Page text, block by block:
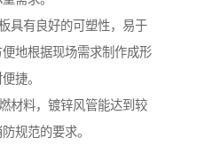
具有良好的可塑性，易于
地根据现场需求制作成形
捷。
材料，镀锌风管能达到较
规范的要求。